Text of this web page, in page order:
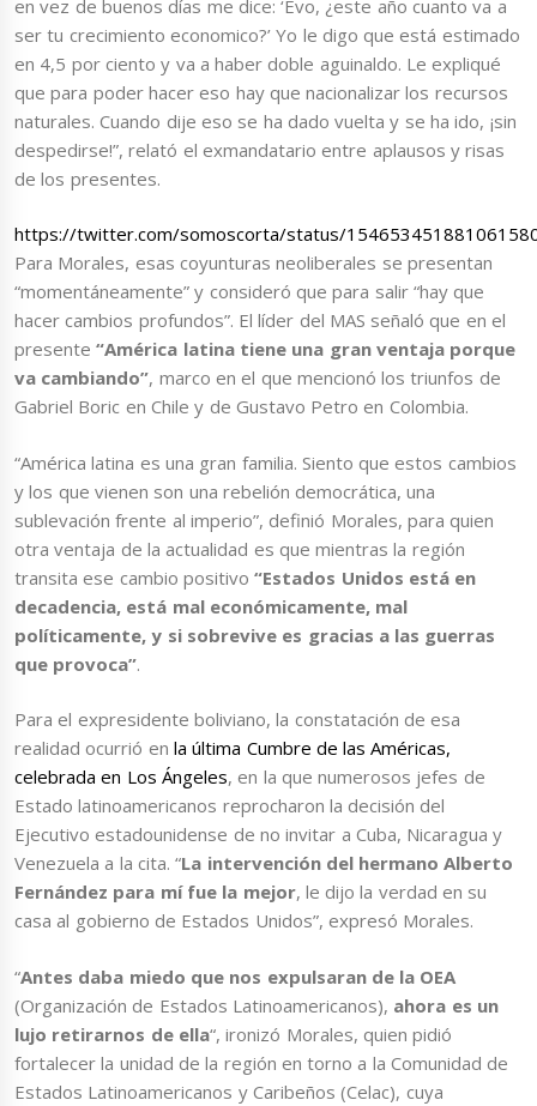
en vez de buenos días me dice: ‘Evo, ¿este año cuanto va a
ser tu crecimiento economico?’ Yo le digo que está estimado
en 4,5 por ciento y va a haber doble aguinaldo. Le expliqué
que para poder hacer eso hay que nacionalizar los recursos
naturales. Cuando dije eso se ha dado vuelta y se ha ido, ¡sin
despedirse!”, relató el exmandatario entre aplausos y risas
de los presentes.
https://twitter.com/somoscorta/status/
Para Morales, esas coyunturas neoliberales se presentan
“momentáneamente” y consideró que para salir “hay que
hacer cambios profundos”. El líder del MAS señaló que en el
presente“América latina tiene una gran ventaja porque
va cambiando”, marco en el que mencionó los triunfos de
Gabriel Boric en Chile y de Gustavo Petro en Colombia.
“América latina es una gran familia. Siento que estos cambios
y los que vienen son una rebelión democrática, una
sublevación frente al imperio”, definió Morales, para quien
otra ventaja de la actualidad es que mientras la región
transita ese cambio positivo “Estados Unidos está en
decadencia, está mal económicamente, mal
políticamente, y si sobrevive es gracias a las guerras
que provoca”.
Para el expresidente boliviano, la constatación de esa
realidad ocurrió en la última Cumbre de las Américas,
celebrada en Los Ángeles, en la que numerosos jefes de
Estado latinoamericanos reprocharon la decisión del
Ejecutivo estadounidense de no invitar a Cuba, Nicaragua y
Venezuela a la cita. “La intervención del hermano Alberto
Fernández para mí fue la mejor, le dijo la verdad en su
casa al gobierno de Estados Unidos”, expresó Morales.
“Antes daba miedo que nos expulsaran de la OEA
(Organización de Estados Latinoamericanos), ahora es un
lujo retirarnos de ella“, ironizó Morales, quien pidió
fortalecer la unidad de la región en torno a la Comunidad de
Estados Latinoamericanos y Caribeños (Celac), cuya